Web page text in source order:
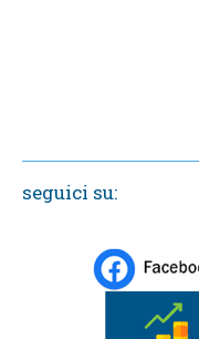
seguici su: